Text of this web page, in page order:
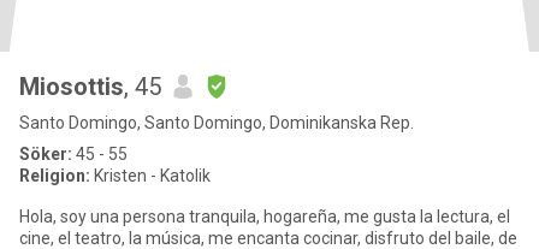
Miosottis, 45
Santo Domingo, Santo Domingo, Dominikanska Rep.
Söker: 45 - 55
Religion: Kristen - Katolik
Hola, soy una persona tranquila, hogareña, me gusta la lectura, el
cine, el teatro, la música, me encanta cocinar, disfruto del baile, de